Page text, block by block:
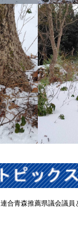
連合青森推薦県議会議員